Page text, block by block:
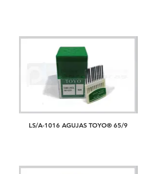
LS/A-1016 AGUJAS TOYO® 65/9